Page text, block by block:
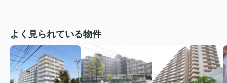
よく見られている物件